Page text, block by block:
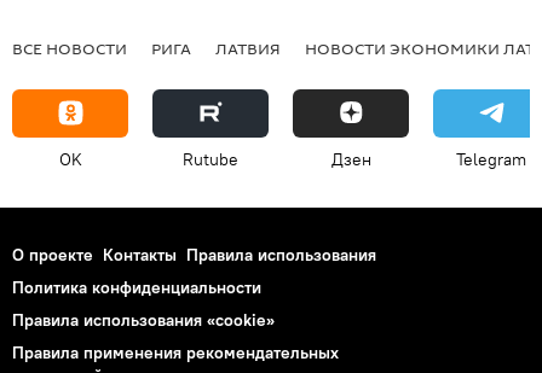
ВСЕ НОВОСТИ РИГА ЛАТВИЯ НОВОСТИ ЭКОНОМИКИ
OK Rutube Дзен Telegram
О проекте Контакты Правила использования
Политика конфиденциальности
Правила использования «cookie»
Правила применения рекомендательных